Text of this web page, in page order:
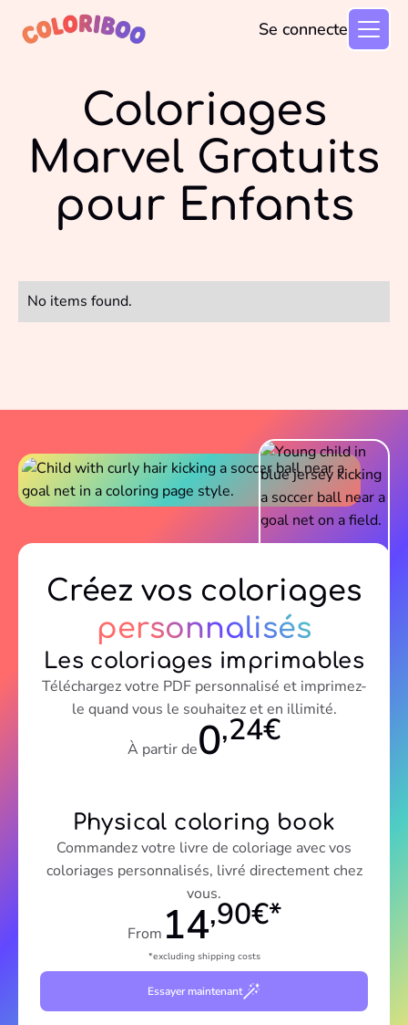
Se connecter
Coloriages
Marvel Gratuits
pour Enfants
No items found.
Créez vos coloriages
personnalisés
Les coloriages imprimables
Téléchargez votre PDF personnalisé et imprimez-
le quand vous le souhaitez et en illimité.
À partir de0,24€
Physical coloring book
Commandez votre livre de coloriage avec vos
coloriages personnalisés, livré directement chez
vous.
From 14,90€*
*excluding shipping costs
Essayer maintenant